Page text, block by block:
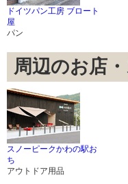
ドイツパン工房 ブロート
屋
パン
周辺のお店
スノーピークかわの駅お
ち
アウトドア用品